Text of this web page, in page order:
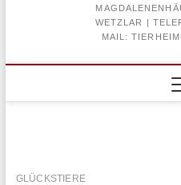
WETZLAR |
MAIL:
GLÜCKSTIERE